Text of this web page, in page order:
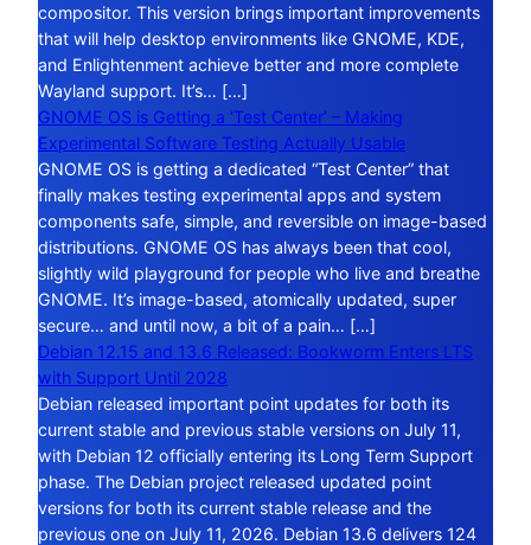
compositor. This version brings important improvements
that will help desktop environments like GNOME, KDE,
and Enlightenment achieve better and more complete
Wayland support. It’s… […]
GNOME OS is Getting a ‘Test Center’ – Making
Experimental Software Testing Actually Usable
GNOME OS is getting a dedicated “Test Center” that
finally makes testing experimental apps and system
components safe, simple, and reversible on image-based
distributions. GNOME OS has always been that cool,
slightly wild playground for people who live and breathe
GNOME. It’s image-based, atomically updated, super
secure… and until now, a bit of a pain… […]
Debian 12.15 and 13.6 Released: Bookworm Enters LTS
with Support Until 2028
Debian released important point updates for both its
current stable and previous stable versions on July 11,
with Debian 12 officially entering its Long Term Support
phase. The Debian project released updated point
versions for both its current stable release and the
previous one on July 11, 2026. Debian 13.6 delivers 124